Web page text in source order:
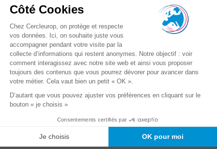
américaines »
Attaches étiquettes
AS001 - Format tubes